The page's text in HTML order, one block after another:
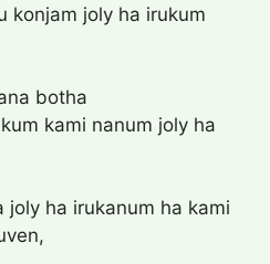
konjam joly ha irukum
botha
kami nanum joly ha
joly ha irukanum ha kami